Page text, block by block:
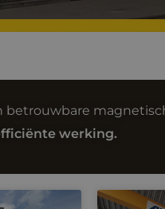
betrouwbare
werking.